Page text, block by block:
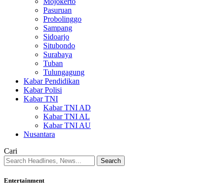
Pasuruan
Probolinggo
Sampang
Sidoarjo
Situbondo
Surabaya
Tuban
Tulungagung
Kabar Pendidikan
Kabar Polisi
Kabar TNI
Kabar TNI AD
Kabar TNI AL
Kabar TNI AU
Nusantara
Cari
Entertainment